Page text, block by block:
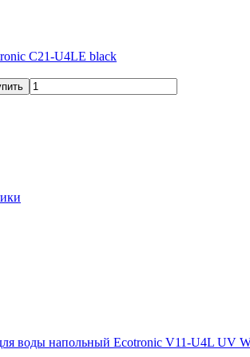
воды напольный Ecotronic V11-U4L UV